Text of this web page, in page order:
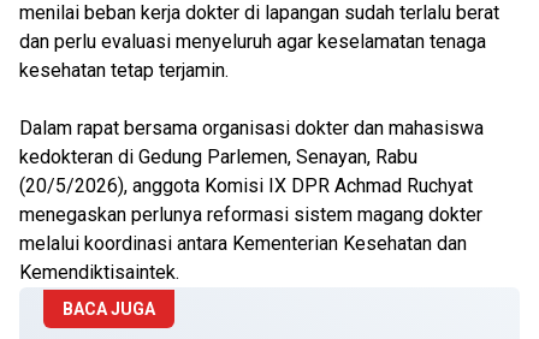
menilai beban kerja dokter di lapangan sudah terlalu berat
dan perlu evaluasi menyeluruh agar keselamatan tenaga
kesehatan tetap terjamin.
Dalam rapat bersama organisasi dokter dan mahasiswa
kedokteran di Gedung Parlemen, Senayan, Rabu
(20/5/2026), anggota Komisi IX DPR Achmad Ruchyat
menegaskan perlunya reformasi sistem magang dokter
melalui koordinasi antara Kementerian Kesehatan dan
Kemendiktisaintek.
BACA JUGA